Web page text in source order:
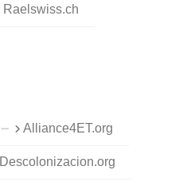
Raelswiss.ch
Alliance4ET.org
Descolonizacion.org